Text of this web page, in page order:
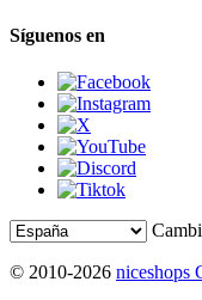
Síguenos en
© 2010-2026 niceshops